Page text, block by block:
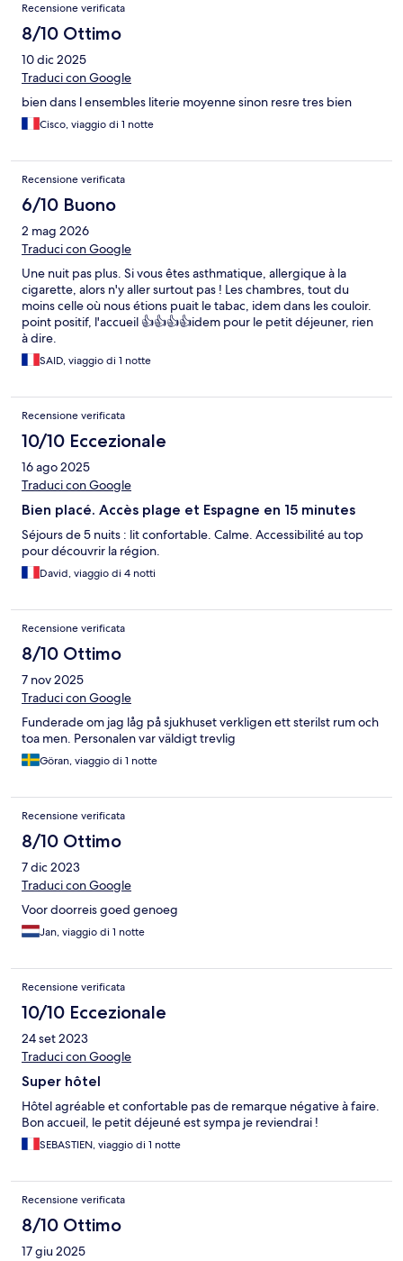
Recensione verificata
8/10 Ottimo
10 dic 2025
Traduci con Google
bien dans l ensembles literie moyenne sinon resre tres bien
Cisco, viaggio di 1 notte
Recensione verificata
6/10 Buono
2 mag 2026
Traduci con Google
Une nuit pas plus. Si vous êtes asthmatique, allergique à la
cigarette, alors n'y aller surtout pas ! Les chambres, tout du
moins celle où nous étions puait le tabac, idem dans les couloir.
point positif, l'accueil 👍👍👍👍idem pour le petit déjeuner, rien
à dire.
SAID, viaggio di 1 notte
Recensione verificata
10/10 Eccezionale
16 ago 2025
Traduci con Google
Bien placé. Accès plage et Espagne en 15 minutes
Séjours de 5 nuits : lit confortable. Calme. Accessibilité au top
pour découvrir la région.
David, viaggio di 4 notti
Recensione verificata
8/10 Ottimo
7 nov 2025
Traduci con Google
Funderade om jag låg på sjukhuset verkligen ett sterilst rum och
toa men. Personalen var väldigt trevlig
Göran, viaggio di 1 notte
Recensione verificata
8/10 Ottimo
7 dic 2023
Traduci con Google
Voor doorreis goed genoeg
Jan, viaggio di 1 notte
Recensione verificata
10/10 Eccezionale
24 set 2023
Traduci con Google
Super hôtel
Hôtel agréable et confortable pas de remarque négative à faire.
Bon accueil, le petit déjeuné est sympa je reviendrai !
SEBASTIEN, viaggio di 1 notte
Recensione verificata
8/10 Ottimo
17 giu 2025